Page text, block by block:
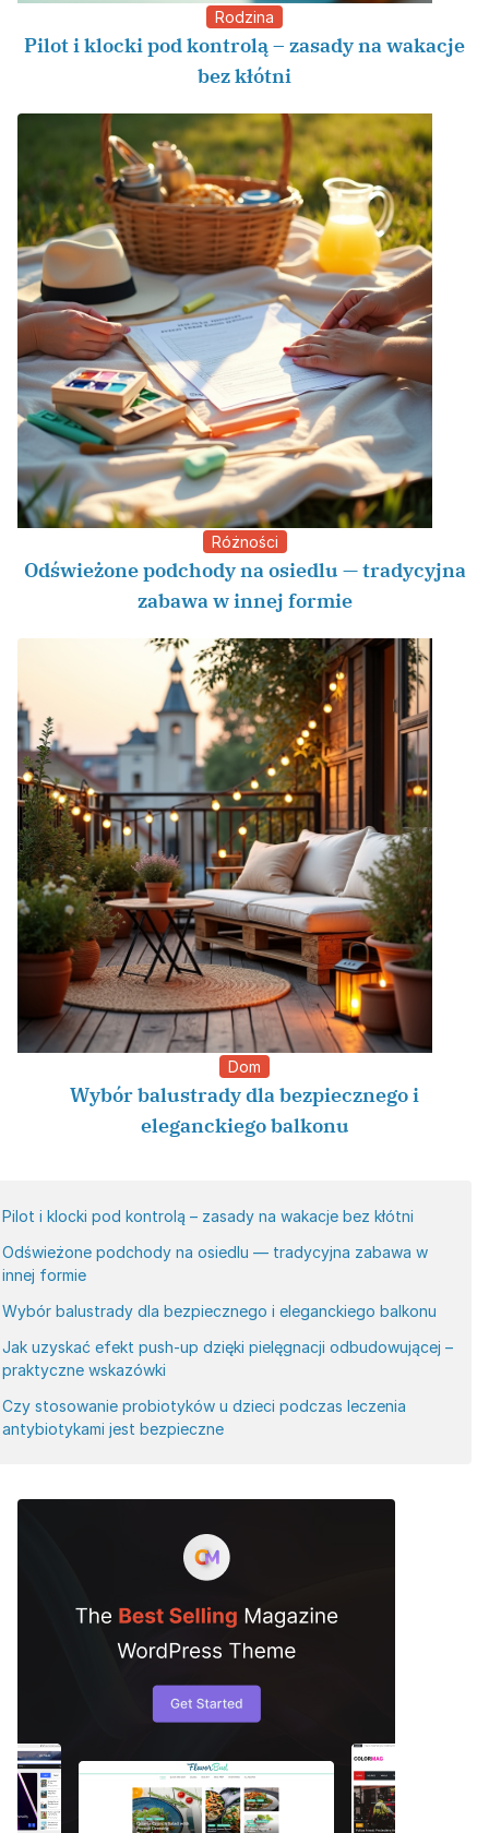
Rodzina
Pilot i klocki pod kontrolą – zasady na wakacje
bez kłótni
Różności
Odświeżone podchody na osiedlu — tradycyjna
zabawa w innej formie
Dom
Wybór balustrady dla bezpiecznego i
eleganckiego balkonu
Pilot i klocki pod kontrolą – zasady na wakacje bez kłótni
Odświeżone podchody na osiedlu — tradycyjna zabawa w
innej formie
Wybór balustrady dla bezpiecznego i eleganckiego balkonu
Jak uzyskać efekt push-up dzięki pielęgnacji odbudowującej –
praktyczne wskazówki
Czy stosowanie probiotyków u dzieci podczas leczenia
antybiotykami jest bezpieczne